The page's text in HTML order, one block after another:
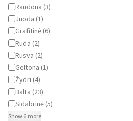
Raudona (3)
Juoda (1)
Grafitinė (6)
Ruda (2)
Rusva (2)
Geltona (1)
Žydri (4)
Balta (23)
Sidabrinė (5)
Show 6 more